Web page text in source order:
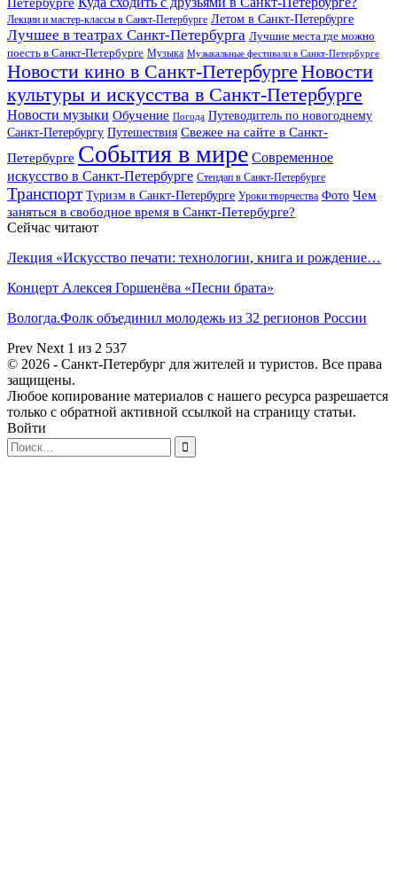
Лекции и мастер-классы в Санкт-Петербурге Летом в Санкт-Петербурге
Лучшее в театрах Санкт-Петербурга Лучшие места где можно
поесть в Санкт-Петербурге Музыка Музыкальные фестивали в Санкт-Петербурге
Новости кино в Санкт-Петербурге Новости
культуры и искусства в Санкт-Петербурге
Новости музыки Обучение Погода Путеводитель по новогоднему
Санкт-Петербургу Путешествия Свежее на сайте в Санкт-
Петербурге События в мире Современное
искусство в Санкт-Петербурге Стендап в Санкт-Петербурге
Транспорт Туризм в Санкт-Петербурге Уроки творчества Фото Чем
заняться в свободное время в Санкт-Петербурге?
Сейчас читают
Лекция «Искусство печати: технологии, книга и рождение…
Концерт Алексея Горшенёва «Песни брата»
Вологда.Фолк объединил молодежь из 32 регионов России
Prev Next 1 из 2 537
© 2026 - Санкт-Петербург для жителей и туристов. Все права
защищены.
Любое копирование материалов с нашего ресурса разрешается
только с обратной активной ссылкой на страницу статьи.
Войти